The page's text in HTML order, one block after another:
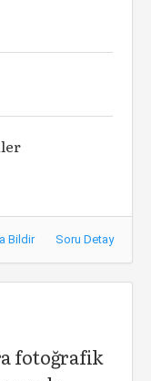
Bildir Soru Detay
fotoğrafik